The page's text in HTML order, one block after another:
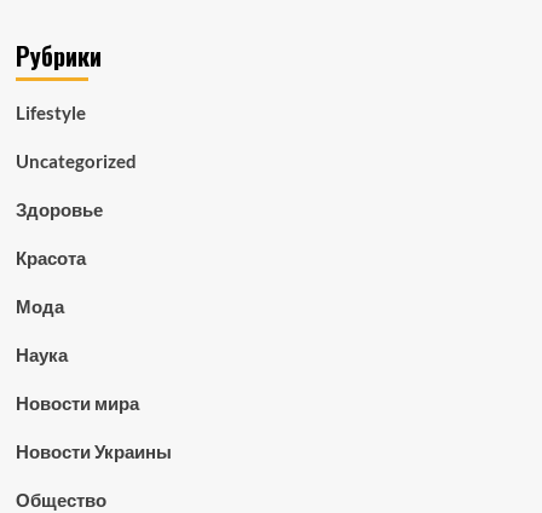
Рубрики
Lifestyle
Uncategorized
Здоровье
Красота
Мода
Наука
Новости мира
Новости Украины
Общество